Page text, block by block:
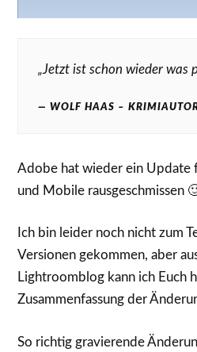
„Jetzt ist schon wieder was
WOLF HAAS –
Adobe hat wieder ein Update
und Mobile rausgeschmissen
Ich bin leider noch nicht zum
Versionen gekommen, aber
Lightroomblog kann ich Euch
Zusammenfassung der
So richtig gravierende